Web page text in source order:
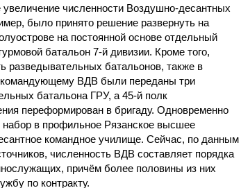
численности Воздушно-десантных
было принято решение развернуть на
на постоянной основе отдельный
батальон 7-й дивизии. Кроме того,
разведывательных батальонов, также в
командующему ВДВ были переданы три
батальона ГРУ, а 45-й полк
переформирован в бригаду. Одновременно
набор в профильное Рязанское высшее
командное училище. Сейчас, по данным
численность ВДВ составляет порядка
причём более половины из них
по контракту.